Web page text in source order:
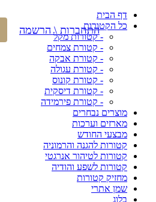
דף הבית
כל הקטורות
- קטורות מקל
- קטורת צמחים
- קטורת אבקה
- קטורת עגולה
- קטורת קונוס
- קטורת דיסקית
- קטורת פירמידה
מוצרים נבחרים
מארזים וערכות
מבצעי החודש
קטורות להגנה והרמוניה
קטורות לטיהור אנרגטי
קטורות לשפע והודיה
מחזיק קטורות
שמן אתרי
בלוג
התחברות \ הרשמה